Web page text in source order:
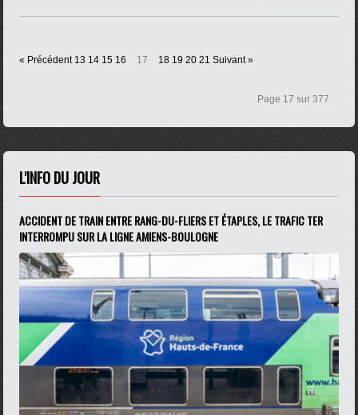
« Précédent 13 14 15 16 17 18 19 20 21 Suivant »
Page 17 sur 377
L'INFO DU JOUR
ACCIDENT DE TRAIN ENTRE RANG-DU-FLIERS ET ÉTAPLES, LE TRAFIC TER
INTERROMPU SUR LA LIGNE AMIENS-BOULOGNE